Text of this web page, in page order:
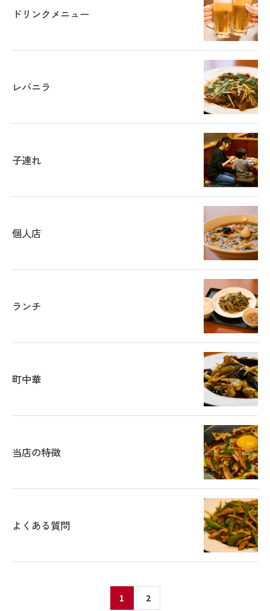
ドリンクメニュー
レバニラ
子連れ
個人店
ランチ
町中華
当店の特徴
よくある質問
1 2
ご予約はこちら